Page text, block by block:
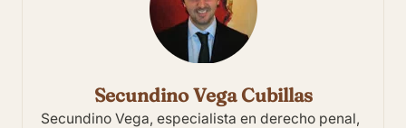
Secundino Vega Cubillas
Secundino Vega, especialista en derecho penal,